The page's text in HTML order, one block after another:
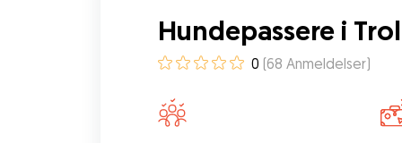
Hundepassere i
0 (68 Anmeldelser)